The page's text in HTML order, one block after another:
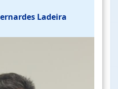
Ladeira